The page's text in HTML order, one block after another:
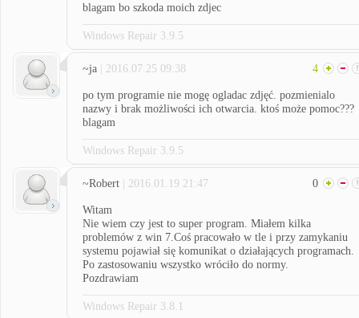
blagam bo szkoda moich zdjec
Windows Repair 3.9.5
~ja | 2016.07.25 09:38 4
po tym programie nie mogę ogladac zdjęć. pozmienialo
nazwy i brak możliwości ich otwarcia. ktoś może pomoc???
blagam
Windows Repair 3.9.5
~Robert | 2016.01.19 21:47 0
Witam
Nie wiem czy jest to super program. Miałem kilka
problemów z win 7.Coś pracowało w tle i przy zamykaniu
systemu pojawiał się komunikat o działających programach.
Po zastosowaniu wszystko wróciło do normy.
Pozdrawiam
Windows Repair 3.8.1